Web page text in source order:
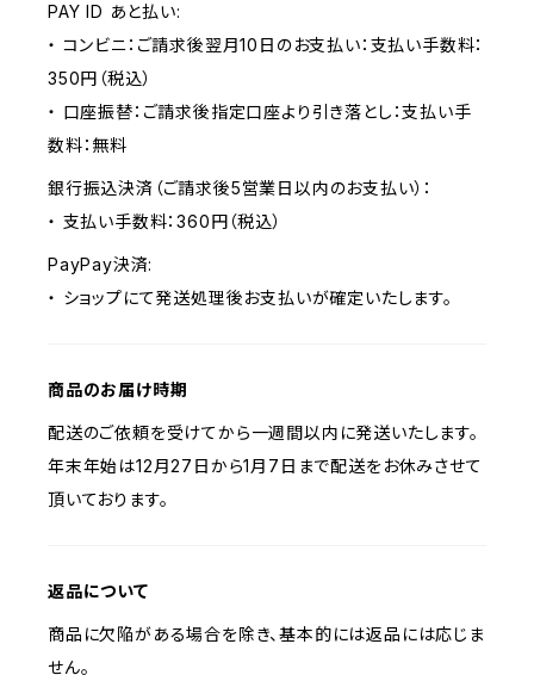
PAY ID あと払い:
・ コンビニ：ご請求後翌月10日のお支払い：支払い手数料：
350円（税込）
・ 口座振替：ご請求後指定口座より引き落とし：支払い手
数料：無料
銀行振込決済（ご請求後5営業日以内のお支払い）：
・ 支払い手数料：360円（税込）
PayPay決済:
・ ショップにて発送処理後お支払いが確定いたします。
商品のお届け時期
配送のご依頼を受けてから一週間以内に発送いたします。
年末年始は12月27日から1月7日まで配送をお休みさせて
頂いております。
返品について
商品に欠陥がある場合を除き、基本的には返品には応じま
せん。